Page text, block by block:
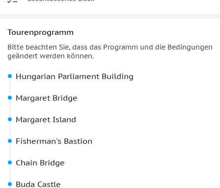
Sandalen oder Flip-Flops • Essen und Getränke
Tourenprogramm
Bitte beachten Sie, dass das Programm und die Bedingungen
geändert werden können.
Hungarian Parliament Building
Margaret Bridge
Margaret Island
Fisherman's Bastion
Chain Bridge
Buda Castle